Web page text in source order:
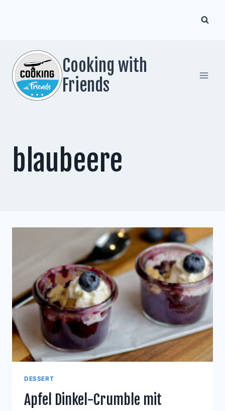
Cooking with
Friends
blaubeere
DESSERT
Apfel Dinkel-Crumble mit